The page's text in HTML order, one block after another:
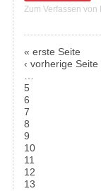
Zum Verfassen
« erste Seite
‹ vorherige Seite
5
6
7
8
9
10
11
12
13